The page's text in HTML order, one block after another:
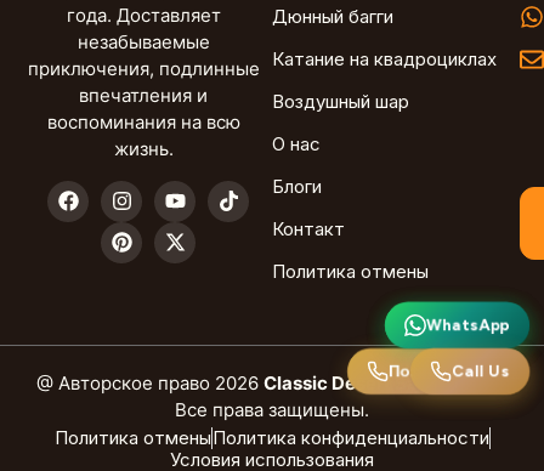
года. Доставляет
незабываемые
приключения, подлинные
впечатления и
воспоминания на всю
жизнь.
Дюнный багги
Катание на квадроциклах
Воздушный шар
О нас
Блоги
Контакт
Политика отмены
@ Авторское право 2026 Classic Desert Safari Dubai.
Все права защищены.
Политика отменыПолитика конфиденциальности
Условия использования
WhatsApp
Позвоните нам
WhatsApp
Call Us